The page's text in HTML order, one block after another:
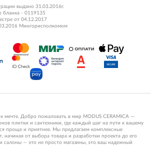
выдано 31.03.2016г.
бланка - 0119135
от 04.12.2017
Мингорисполкомом
мечте. Добро пожаловать в мир MODUS CERAMICA —
плитки и сантехники, где каждый шаг на пути к вашему
проще и приятнее. Мы предлагаем комплексные
начиная от выбора товара и разработки проекта до его
салоны — это не просто магазины, это ваш надежный